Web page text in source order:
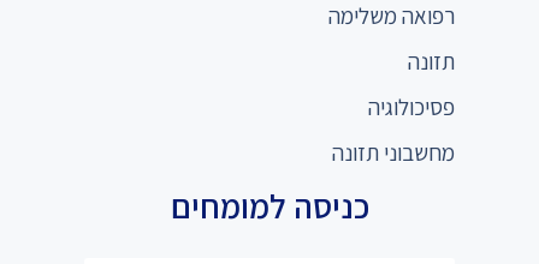
רפואה משלימה
תזונה
פסיכולוגיה
מחשבוני תזונה
כניסה למומחים